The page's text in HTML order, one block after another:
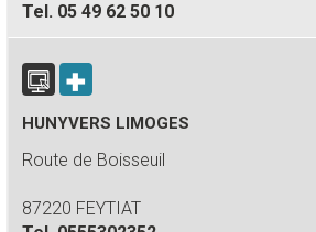
Tel. 05 49 62 50 10
HUNYVERS LIMOGES
Route de Boisseuil
87220 FEYTIAT